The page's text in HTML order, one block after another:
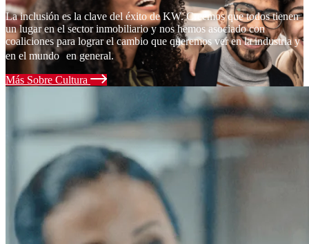
La inclusión es la clave del éxito de KW. Creemos que todos tienen
un lugar en el sector inmobiliario y nos hemos asociado con
coaliciones para lograr el cambio que queremos ver en la industria y
en el mundo en general.
Más Sobre Cultura